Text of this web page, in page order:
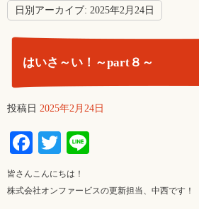
日別アーカイブ: 2025年2月24日
はいさ～い！～part８～
投稿日 2025年2月24日
Facebook
Twitter
皆さんこんにちは！
株式会社オンファービスの更新担当、中西です！